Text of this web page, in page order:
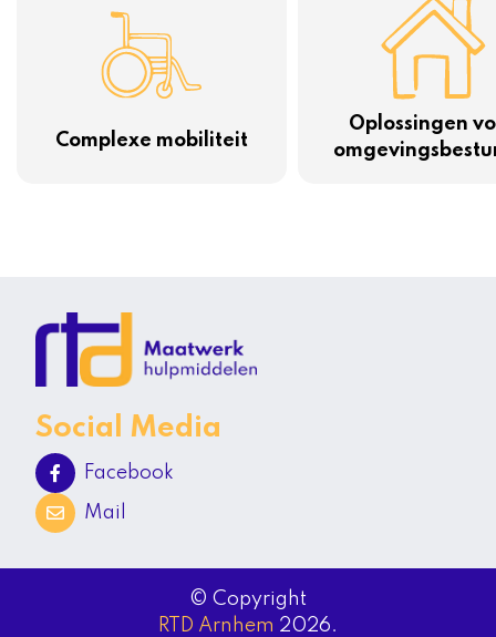
Complexe mobiliteit
Oplossingen
Social Media
Facebook
Mail
© Copyright
RTD Arnhem 2026.